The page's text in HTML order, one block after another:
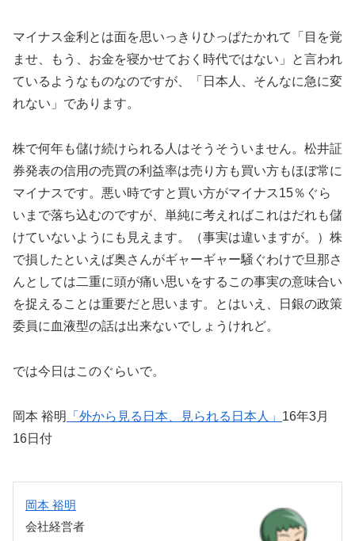
マイナス金利とは面を思いっきりひっぱたかれて「目を覚
ませ、もう、お金を寝かせておく時代ではない」と言われ
ているようなものなのですが、「日本人、そんなに急に変
れない」であります。
株で何年も儲け続けられる人はそうそういません。松井証
券発表の信用の売買の利益率は売り方も買い方もほぼ常に
マイナスです。悪い時ですと買い方がマイナス15％ぐら
いまで落ち込むのですが、単純に考えればこれはだれも儲
けていないようにも見えます。（事実は違いますが。）株
で損したといえば奥さんがギャーギャー騒ぐわけで旦那さ
んとしては二重に頭が痛い思いをするこの事実の意味合い
を捉えることは重要だと思います。とはいえ、日銀の政策
委員に血液型の話は出来ないでしょうけれど。
では今日はこのぐらいで。
岡本 裕明 「外から見る日本、見られる日本人」 16年3月
16日付
岡本 裕明
会社経営者